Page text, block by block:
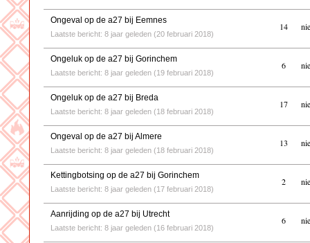
Ongeval op de a27 bij Eemnes
Laatste bericht: 8 jaar geleden (20 februari 2018)
14
Ongeluk op de a27 bij Gorinchem
Laatste bericht: 8 jaar geleden (19 februari 2018)
6
Ongeluk op de a27 bij Breda
Laatste bericht: 8 jaar geleden (18 februari 2018)
17
Ongeval op de a27 bij Almere
Laatste bericht: 8 jaar geleden (18 februari 2018)
13
Kettingbotsing op de a27 bij Gorinchem
Laatste bericht: 8 jaar geleden (17 februari 2018)
2
Aanrijding op de a27 bij Utrecht
Laatste bericht: 8 jaar geleden (16 februari 2018)
6